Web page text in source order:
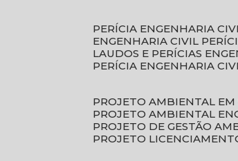
PERÍCIA ENGENHARIA
ENGENHARIA CIVIL
LAUDOS E PERÍCIAS
PERÍCIA ENGENHARIA
PROJETO AMBIENTAL
PROJETO AMBIENTAL
PROJETO DE GESTÃO
PROJETO